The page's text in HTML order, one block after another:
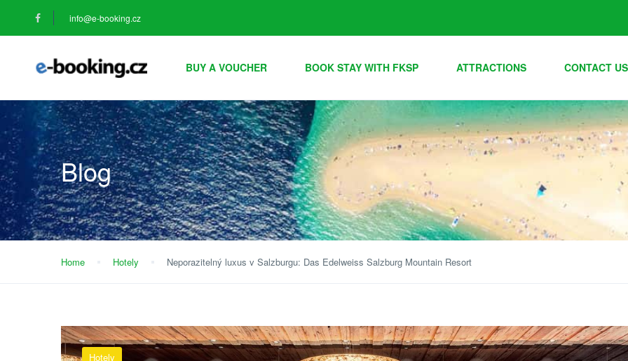
info@e-booking.cz
BUY A VOUCHER BOOK STAY WITH FKSP ATTRACTIONS CONTACT US
Blog
Home Hotely Neporazitelný luxus v Salzburgu: Das Edelweiss Salzburg Mountain Resort
Hotely